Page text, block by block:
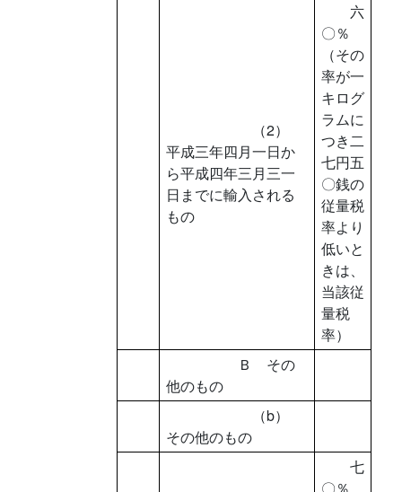
（2）
平成三年四月一日か
ら平成四年三月三一
日までに輸入される
もの
六
〇％
（その
率が一
キログ
ラムに
つき二
七円五
〇銭の
従量税
率より
低いと
きは、
当該従
量税
率）
Ｂ その
他のもの
（b）
その他のもの
七